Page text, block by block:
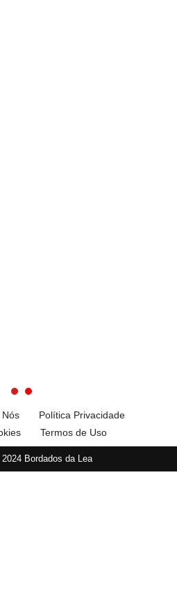
Política Privacidade
Termos de Uso
Bordados da Lea